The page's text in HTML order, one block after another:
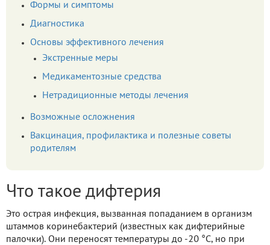
Формы и симптомы
Диагностика
Основы эффективного лечения
Экстренные меры
Медикаментозные средства
Нетрадиционные методы лечения
Возможные осложнения
Вакцинация, профилактика и полезные советы
родителям
Что такое дифтерия
Это острая инфекция, вызванная попаданием в организм
штаммов коринебактерий (известных как дифтерийные
палочки). Они переносят температуры до -20 °С, но при